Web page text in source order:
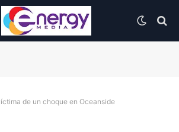
de un choque en Oceanside